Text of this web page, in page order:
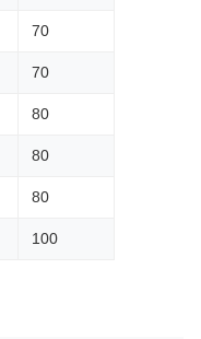
70
70
80
80
80
100